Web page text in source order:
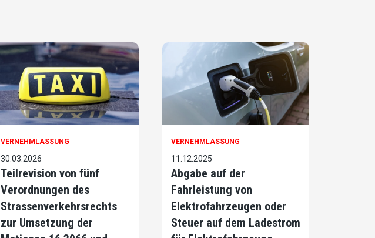
VERNEHMLASSUNG
30.03.2026
Teilrevision von fünf
Verordnungen des
Strassenverkehrsrechts
zur Umsetzung der
VERNEHMLASSUNG
11.12.2025
Abgabe auf der
Fahrleistung von
Elektrofahrzeugen oder
Steuer auf dem Ladestrom